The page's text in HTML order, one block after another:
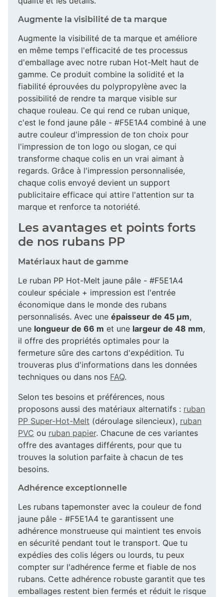
Augmente la visibilité de ta marque
Augmente la visibilité de ta marque et améliore
en même temps l'efficacité de tes processus
d'emballage avec notre ruban Hot-Melt haut de
gamme. Ce produit combine la solidité et la
fiabilité éprouvées du polypropylène avec la
possibilité de rendre ta marque visible sur
chaque rouleau. Ce qui rend ce ruban unique,
c'est le fond jaune pâle - #F5E1A4 combiné à une
autre couleur d'impression de ton choix pour
l'impression de ton logo ou slogan, ce qui
transforme chaque colis en un vrai aimant à
regards. Grâce à l'impression personnalisée,
chaque colis envoyé devient un support
publicitaire efficace qui attire l'attention sur ta
marque et renforce ta notoriété.
Les avantages et points forts
de nos rubans PP
Matériaux haut de gamme
Le ruban PP Hot-Melt jaune pâle - #F5E1A4
couleur spéciale + impression est l'entrée
économique dans le monde des rubans
personnalisés. Avec une épaisseur de 45 µm,
une longueur de 66 m et une largeur de 48 mm,
il offre des propriétés optimales pour la
fermeture sûre des cartons d'expédition. Tu
trouveras plus d'informations dans les données
techniques ou dans nos FAQ.
Selon tes besoins et préférences, nous
proposons aussi des matériaux alternatifs : ruban
PP Super-Hot-Melt (déroulage silencieux), ruban
PVC ou ruban papier. Chacune de ces variantes
offre des avantages différents, pour que tu
trouves la solution parfaite à chacun de tes
besoins.
Adhérence exceptionnelle
Les rubans tapemonster avec la couleur de fond
jaune pâle - #F5E1A4 te garantissent une
adhérence monstrueuse qui maintient tes envois
en sécurité pendant tout le transport. Que tu
expédies des colis légers ou lourds, tu peux
compter sur l'adhérence ferme et fiable de nos
rubans. Cette adhérence robuste garantit que tes
emballages restent bien fermés et réduit le risque